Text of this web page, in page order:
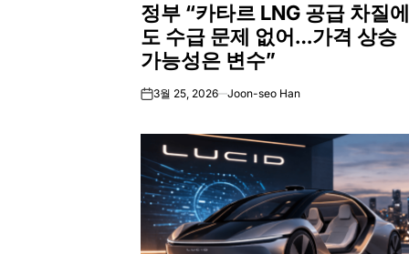
IN
정부 “카타르 LNG 공급 차질에
도 수급 문제 없어…가격 상승
가능성은 변수”
on3월 25, 2026 Joon-seo Han